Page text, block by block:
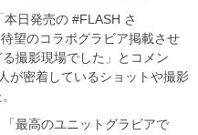
日発売の #FLASH さ
望のコラボグラビア掲載させ
撮影現場でした」とコメン
が密着しているショットや撮影
最高のユニットグラビアで